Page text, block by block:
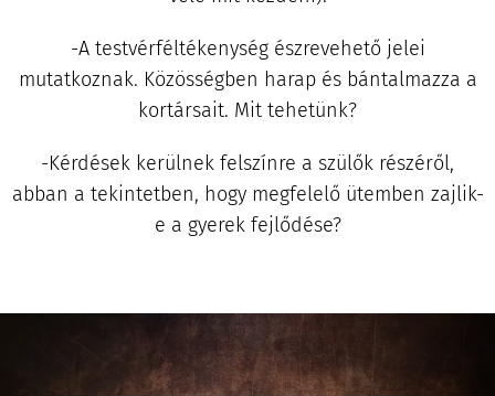
-A testvérféltékenység észrevehető jelei
mutatkoznak. Közösségben harap és bántalmazza a
kortársait. Mit tehetünk?
-Kérdések kerülnek felszínre a szülők részéről,
abban a tekintetben, hogy megfelelő ütemben zajlik-
e a gyerek fejlődése?